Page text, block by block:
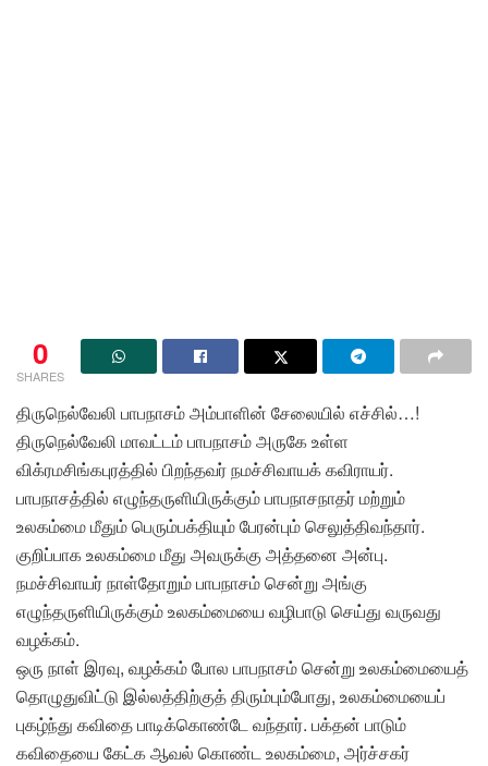
0
SHARES
திருநெல்வேலி பாபநாசம் அம்பாளின் சேலையில் எச்சில்…!
திருநெல்வேலி மாவட்டம் பாபநாசம் அருகே உள்ள
விக்ரமசிங்கபுரத்தில் பிறந்தவர் நமச்சிவாயக் கவிராயர்.
பாபநாசத்தில் எழுந்தருளியிருக்கும் பாபநாசநாதர் மற்றும்
உலகம்மை மீதும் பெரும்பக்தியும் பேரன்பும் செலுத்திவந்தார்.
குறிப்பாக உலகம்மை மீது அவருக்கு அத்தனை அன்பு.
நமச்சிவாயர் நாள்தோறும் பாபநாசம் சென்று அங்கு
எழுந்தருளியிருக்கும் உலகம்மையை வழிபாடு செய்து வருவது
வழக்கம்.
ஒரு நாள் இரவு, வழக்கம் போல பாபநாசம் சென்று உலகம்மையைத்
தொழுதுவிட்டு இல்லத்திற்குத் திரும்பும்போது, உலகம்மையைப்
புகழ்ந்து கவிதை பாடிக்கொண்டே வந்தார். பக்தன் பாடும்
கவிதையை கேட்க ஆவல் கொண்ட உலகம்மை, அர்ச்சகர்